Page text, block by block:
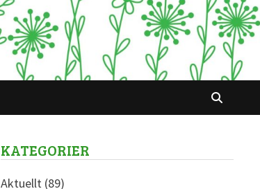
KATEGORIER
Aktuellt(89)